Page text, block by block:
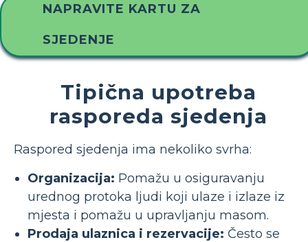
NAPRAVITE KARTU ZA
SJEDENJE
Tipična upotreba
rasporeda sjedenja
Raspored sjedenja ima nekoliko svrha:
Organizacija: Pomažu u osiguravanju
urednog protoka ljudi koji ulaze i izlaze iz
mjesta i pomažu u upravljanju masom.
Prodaja ulaznica i rezervacije: Često se